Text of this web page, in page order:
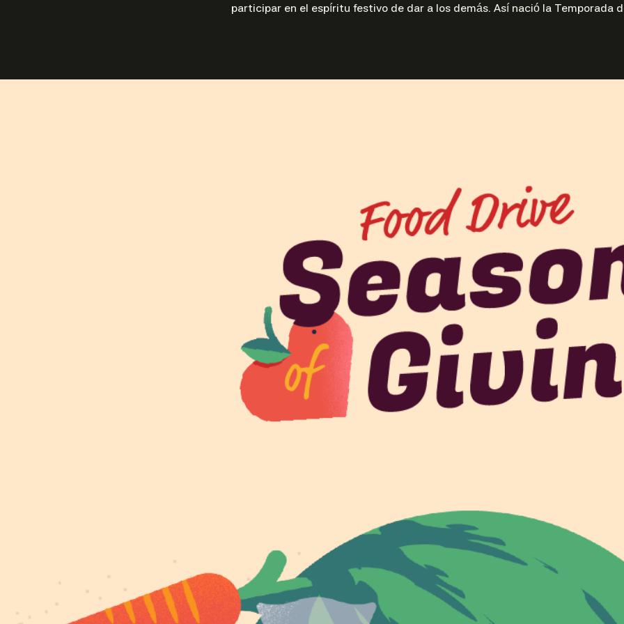
participar en el espíritu festivo de dar a los demás. Así nació la Temporada